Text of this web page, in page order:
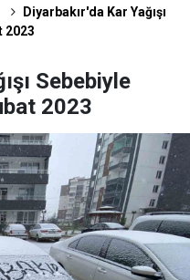
Diyarbakır'da Kar Yağışı
2023
Sebebiyle
2023